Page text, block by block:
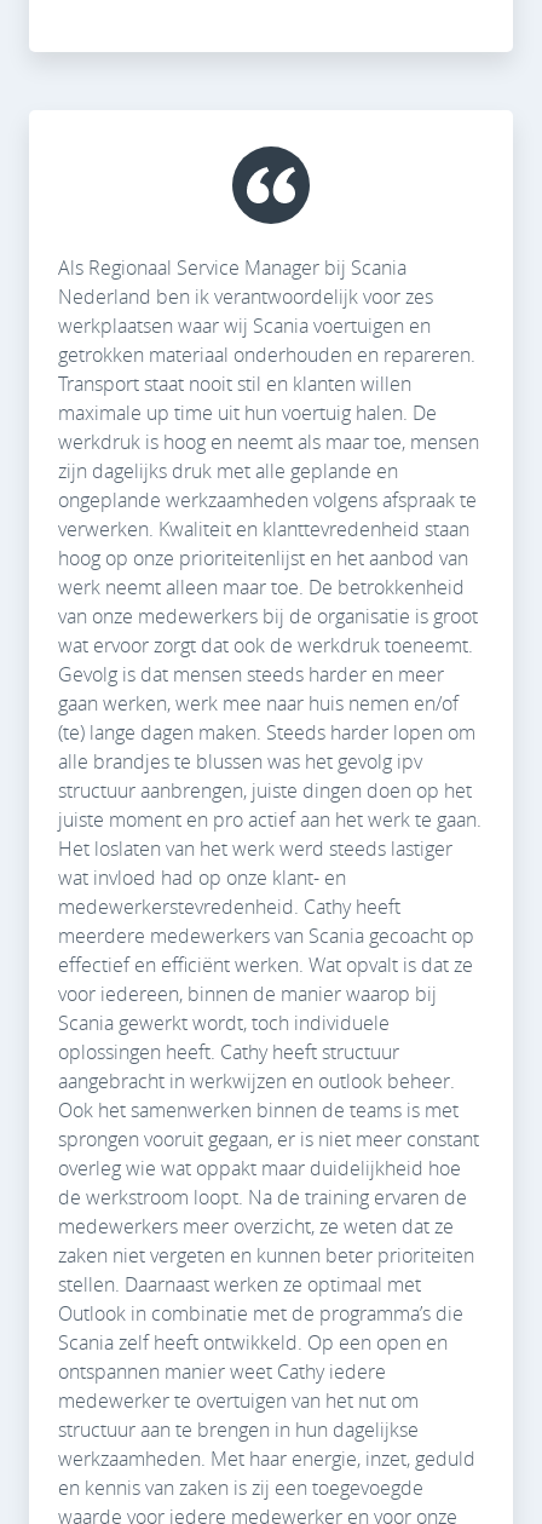
Als Regionaal Service Manager bij Scania
Nederland ben ik verantwoordelijk voor zes
werkplaatsen waar wij Scania voertuigen en
getrokken materiaal onderhouden en repareren.
Transport staat nooit stil en klanten willen
maximale up time uit hun voertuig halen. De
werkdruk is hoog en neemt als maar toe, mensen
zijn dagelijks druk met alle geplande en
ongeplande werkzaamheden volgens afspraak te
verwerken. Kwaliteit en klanttevredenheid staan
hoog op onze prioriteitenlijst en het aanbod van
werk neemt alleen maar toe. De betrokkenheid
van onze medewerkers bij de organisatie is groot
wat ervoor zorgt dat ook de werkdruk toeneemt.
Gevolg is dat mensen steeds harder en meer
gaan werken, werk mee naar huis nemen en/of
(te) lange dagen maken. Steeds harder lopen om
alle brandjes te blussen was het gevolg ipv
structuur aanbrengen, juiste dingen doen op het
juiste moment en pro actief aan het werk te gaan.
Het loslaten van het werk werd steeds lastiger
wat invloed had op onze klant- en
medewerkerstevredenheid. Cathy heeft
meerdere medewerkers van Scania gecoacht op
effectief en efficiënt werken. Wat opvalt is dat ze
voor iedereen, binnen de manier waarop bij
Scania gewerkt wordt, toch individuele
oplossingen heeft. Cathy heeft structuur
aangebracht in werkwijzen en outlook beheer.
Ook het samenwerken binnen de teams is met
sprongen vooruit gegaan, er is niet meer constant
overleg wie wat oppakt maar duidelijkheid hoe
de werkstroom loopt. Na de training ervaren de
medewerkers meer overzicht, ze weten dat ze
zaken niet vergeten en kunnen beter prioriteiten
stellen. Daarnaast werken ze optimaal met
Outlook in combinatie met de programma’s die
Scania zelf heeft ontwikkeld. Op een open en
ontspannen manier weet Cathy iedere
medewerker te overtuigen van het nut om
structuur aan te brengen in hun dagelijkse
werkzaamheden. Met haar energie, inzet, geduld
en kennis van zaken is zij een toegevoegde
waarde voor iedere medewerker en voor onze